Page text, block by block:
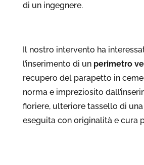
di un ingegnere.
Il nostro intervento ha
l’inserimento di un perimetro
recupero del parapetto in
norma e impreziosito
fioriere, ulteriore tassello di
eseguita con originalità e cura